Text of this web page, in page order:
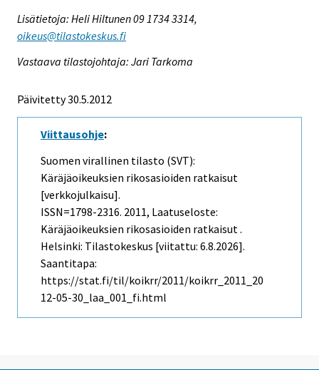
Lisätietoja: Heli Hiltunen 09 1734 3314,
oikeus@tilastokeskus.fi
Vastaava tilastojohtaja: Jari Tarkoma
Päivitetty 30.5.2012
Viittausohje:
Suomen virallinen tilasto (SVT):
Käräjäoikeuksien rikosasioiden ratkaisut
[verkkojulkaisu].
ISSN=1798-2316. 2011, Laatuseloste:
Käräjäoikeuksien rikosasioiden ratkaisut .
Helsinki: Tilastokeskus [viitattu: 6.8.2026].
Saantitapa:
https://stat.fi/til/koikrr/2011/koikrr_2011_20
12-05-30_laa_001_fi.html